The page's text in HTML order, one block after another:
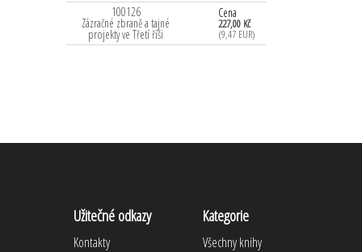
100126
Zázračné zbraně a tajné
projekty ve Třetí říši
Cena
227,00 Kč
(9,47 EUR)
Užitečné odkazy
Kontakty
Kategorie
Všechny knihy